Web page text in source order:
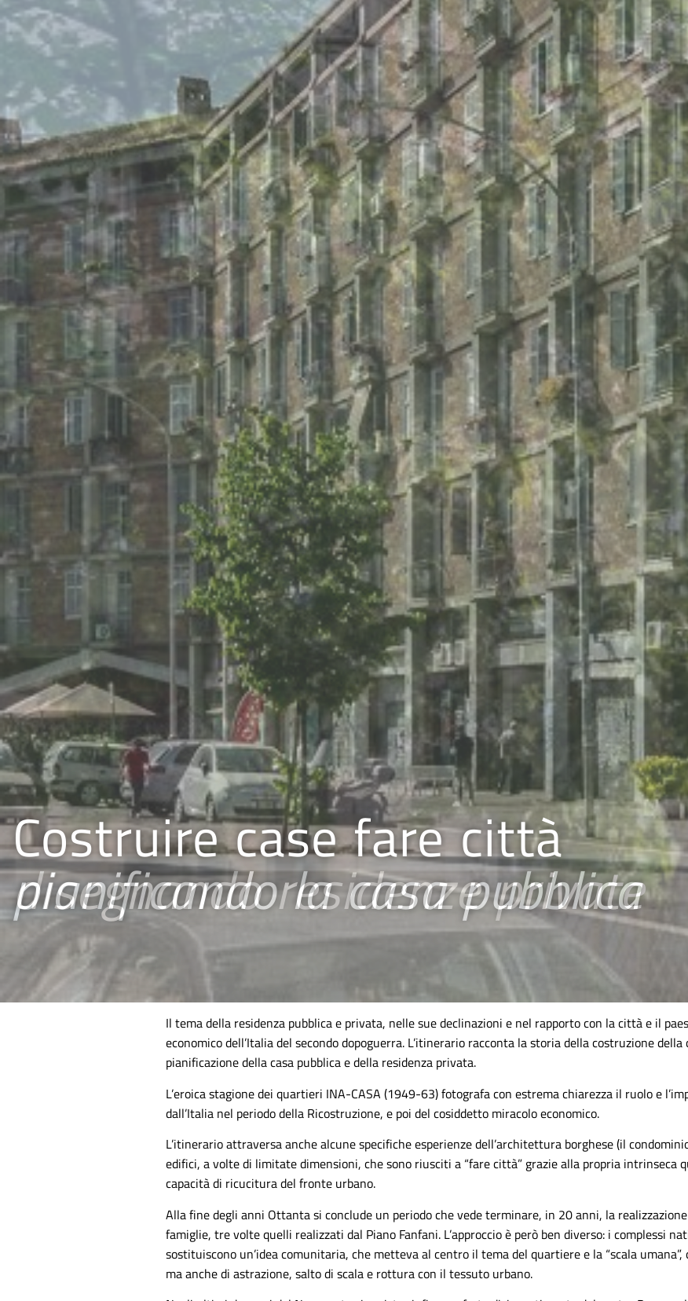
Costruire case fare città
pianificando la casa pubblica
Il tema della residenza pubblica e privata, nelle sue declinazioni e nel rapporto con la città e il
economico dell’Italia del secondo dopoguerra. L’itinerario racconta la storia della costruzione
pianificazione della casa pubblica e della residenza privata.
L’eroica stagione dei quartieri INA-CASA (1949-63) fotografa con estrema chiarezza il ruolo e
dall’Italia nel periodo della Ricostruzione, e poi del cosiddetto miracolo economico.
L’itinerario attraversa anche alcune specifiche esperienze dell’architettura borghese (il
edifici, a volte di limitate dimensioni, che sono riusciti a “fare città” grazie alla propria intrinseca
capacità di ricucitura del fronte urbano.
Alla fine degli anni Ottanta si conclude un periodo che vede terminare, in 20 anni, la
famiglie, tre volte quelli realizzati dal Piano Fanfani. L’approccio è però ben diverso: i complessi
sostituiscono un’idea comunitaria, che metteva al centro il tema del quartiere e la “scala
ma anche di astrazione, salto di scala e rottura con il tessuto urbano.